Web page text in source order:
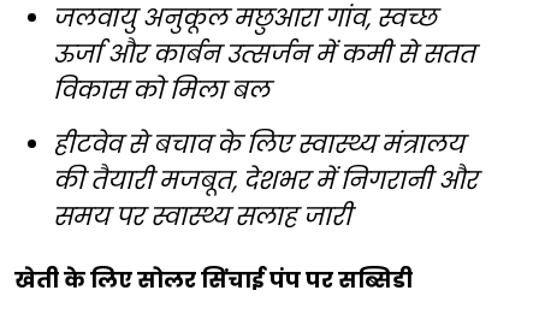
जलवायु अनुकूल मछुआरा गांव, स्वच्छ
ऊर्जा और कार्बन उत्सर्जन में कमी से सतत
विकास को मिला बल
हीटवेव से बचाव के लिए स्वास्थ्य मंत्रालय
की तैयारी मजबूत, देशभर में निगरानी और
समय पर स्वास्थ्य सलाह जारी
खेती के लिए सोलर सिंचाई पंप पर सब्सिडी